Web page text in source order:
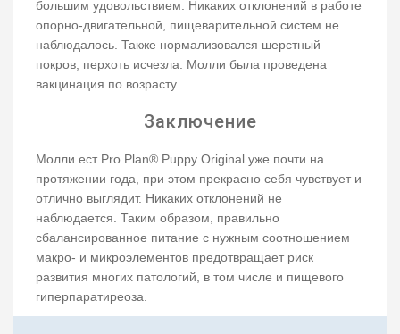
большим удовольствием. Никаких отклонений в работе
опорно-двигательной, пищеварительной систем не
наблюдалось. Также нормализовался шерстный
покров, перхоть исчезла. Молли была проведена
вакцинация по возрасту.
Заключение
Молли ест Pro Plan® Puppy Original уже почти на
протяжении года, при этом прекрасно себя чувствует и
отлично выглядит. Никаких отклонений не
наблюдается. Таким образом, правильно
сбалансированное питание с нужным соотношением
макро- и микроэлементов предотвращает риск
развития многих патологий, в том числе и пищевого
гиперпаратиреоза.